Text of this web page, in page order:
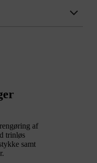
af
trinløs
samt